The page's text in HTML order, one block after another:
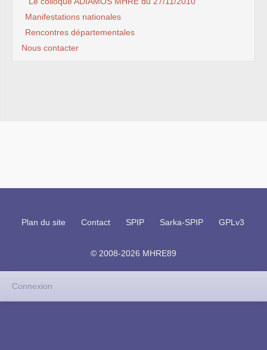
Manifestations nationales
Rencontres départementales
Nous contacter
Plan du site Contact SPIP Sarka-SPIP GPLv3
© 2008-2026 MHRE89
Connexion